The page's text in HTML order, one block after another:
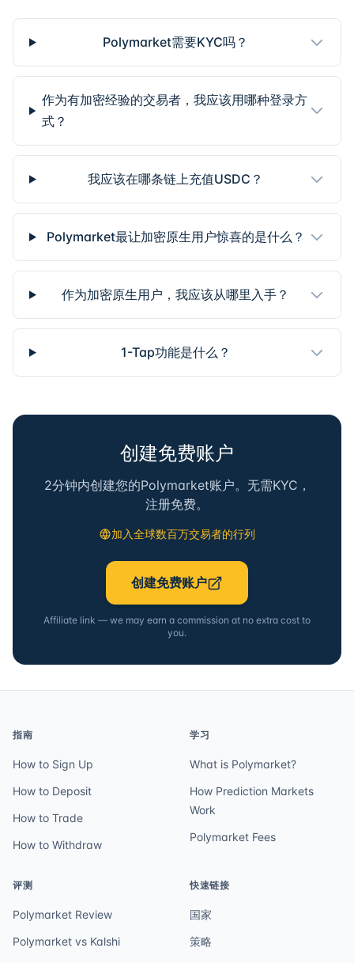
Polymarket需要KYC吗？
作为有加密经验的交易者，我应该用哪种登录方
式？
我应该在哪条链上充值USDC？
Polymarket最让加密原生用户惊喜的是什么？
作为加密原生用户，我应该从哪里入手？
1-Tap功能是什么？
创建免费账户
2分钟内创建您的Polymarket账户。无需KYC，
注册免费。
加入全球数百万交易者的行列
创建免费账户
Affiliate link — we may earn a commission at no extra cost to
you.
指南
How to Sign Up
How to Deposit
How to Trade
How to Withdraw
学习
What is Polymarket?
How Prediction Markets
Work
Polymarket Fees
评测
Polymarket Review
Polymarket vs Kalshi
快速链接
国家
策略